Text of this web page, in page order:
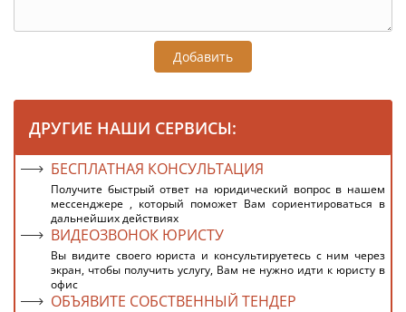
Добавить
ДРУГИЕ НАШИ СЕРВИСЫ:
БЕСПЛАТНАЯ КОНСУЛЬТАЦИЯ
Получите быстрый ответ на юридический вопрос в нашем
мессенджере , который поможет Вам сориентироваться в
дальнейших действиях
ВИДЕОЗВОНОК ЮРИСТУ
Вы видите своего юриста и консультируетесь с ним через
экран, чтобы получить услугу, Вам не нужно идти к юристу в
офис
ОБЪЯВИТЕ СОБСТВЕННЫЙ ТЕНДЕР